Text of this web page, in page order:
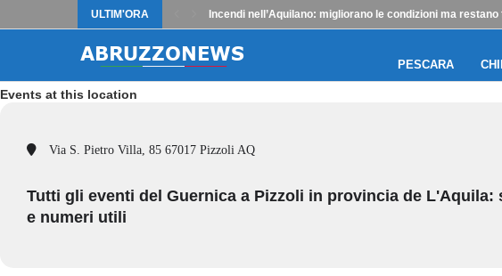
ULTIM'ORA Incendi nell’Aquilano: migliorano le condizioni ma
PESCARA
Events at this location
Via S. Pietro Villa, 85 67017 Pizzoli AQ
Tutti gli eventi del Guernica a Pizzoli in provincia de
e numeri utili